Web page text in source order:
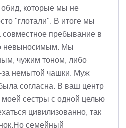
обид, которые мы не
"глотали". В итоге мы
совместное пребывание в
невыносимым. Мы
чужим тоном, либо
за немытой чашки. Муж
согласна. В ваш центр
сестры с одной целью
цивилизованно, так
семейный